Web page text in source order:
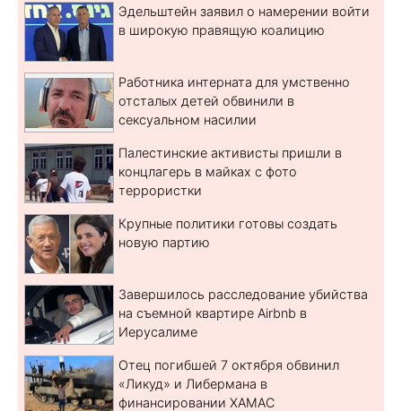
Эдельштейн заявил о намерении войти
в широкую правящую коалицию
Работника интерната для умственно
отсталых детей обвинили в
сексуальном насилии
Палестинские активисты пришли в
концлагерь в майках с фото
террористки
Крупные политики готовы создать
новую партию
Завершилось расследование убийства
на съемной квартире Airbnb в
Иерусалиме
Отец погибшей 7 октября обвинил
«Ликуд» и Либермана в
финансировании ХАМАС